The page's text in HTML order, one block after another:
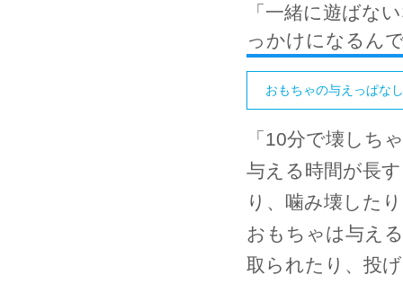
「一緒に遊ばな
っかけになるん
おもちゃの与えっぱな
「10分で壊しち
与える時間が長
り、噛み壊した
おもちゃは与え
取られたり、投